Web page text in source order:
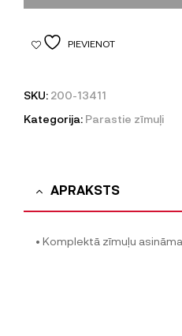
PIEVIENOT
SKU: 200-13411
Kategorija: Parastie zīmuļi
APRAKSTS
• Komplektā zīmuļu